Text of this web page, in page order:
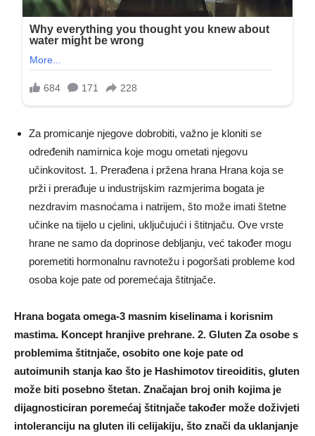
Za promicanje njegove dobrobiti, važno je kloniti se
određenih namirnica koje mogu ometati njegovu
učinkovitost. 1. Prerađena i pržena hrana Hrana koja se
prži i prerađuje u industrijskim razmjerima bogata je
nezdravim masnoćama i natrijem, što može imati štetne
učinke na tijelo u cjelini, uključujući i štitnjaču. Ove vrste
hrane ne samo da doprinose debljanju, već također mogu
poremetiti hormonalnu ravnotežu i pogoršati probleme kod
osoba koje pate od poremećaja štitnjače.
Hrana bogata omega-3 masnim kiselinama i korisnim
mastima. Koncept hranjive prehrane. 2. Gluten Za osobe s
problemima štitnjače, osobito one koje pate od
autoimunih stanja kao što je Hashimotov tireoiditis, gluten
može biti posebno štetan. Značajan broj onih kojima je
dijagnosticiran poremećaj štitnjače također može doživjeti
intoleranciju na gluten ili celijakiju, što znači da uklanjanje